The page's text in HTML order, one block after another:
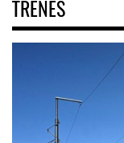
TRENES